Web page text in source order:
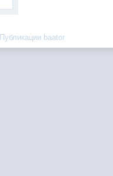
Публикации baator